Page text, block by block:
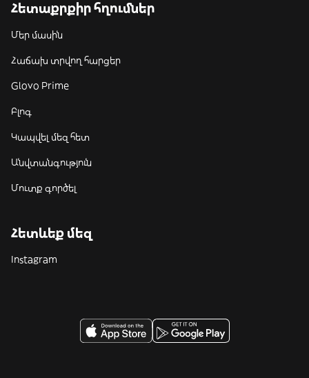
Հետաքրքիր հղումներ
Մեր մասին
Հաճախ տրվող հարցեր
Glovo Prime
Բլոգ
Կապվել մեզ հետ
Անվտանգություն
Մուտք գործել
Հետևեք մեզ
Instagram